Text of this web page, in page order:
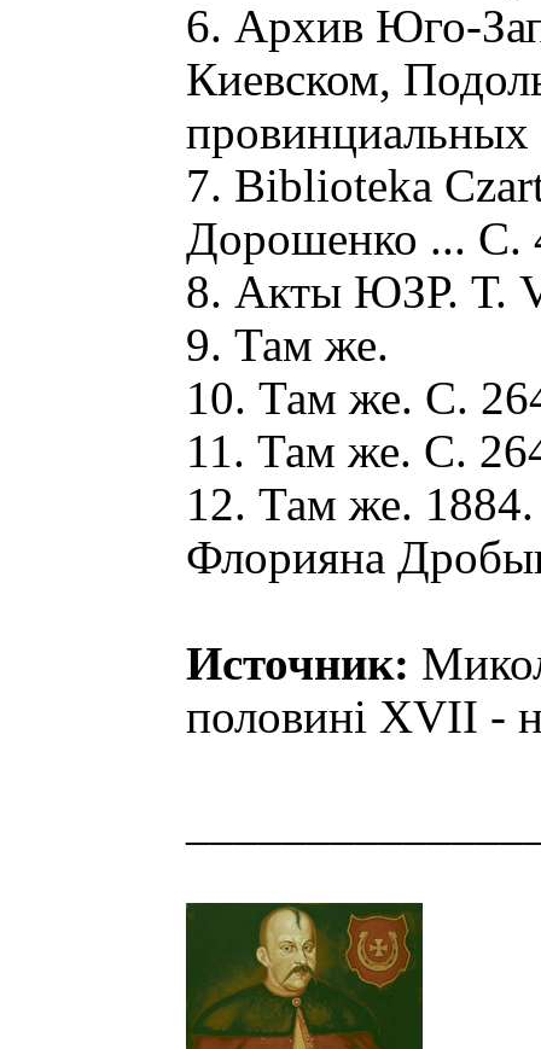
6. Архив Юго-
Киевском,
7. Biblioteka
Дорошенко ... С.
8. Акты ЮЗР. Т.
9. Там же.
10. Там же. С.
11. Там же. С.
12. Там же.
Флорияна
Источник:
половині XVII -